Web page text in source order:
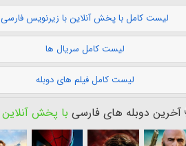
لیست کامل با پخش آنلاین با زیرنویس فارسی
لیست کامل سریال ها
لیست کامل فیلم های دوبله
آخرین دوبله های فارسی با پخش آنلاین